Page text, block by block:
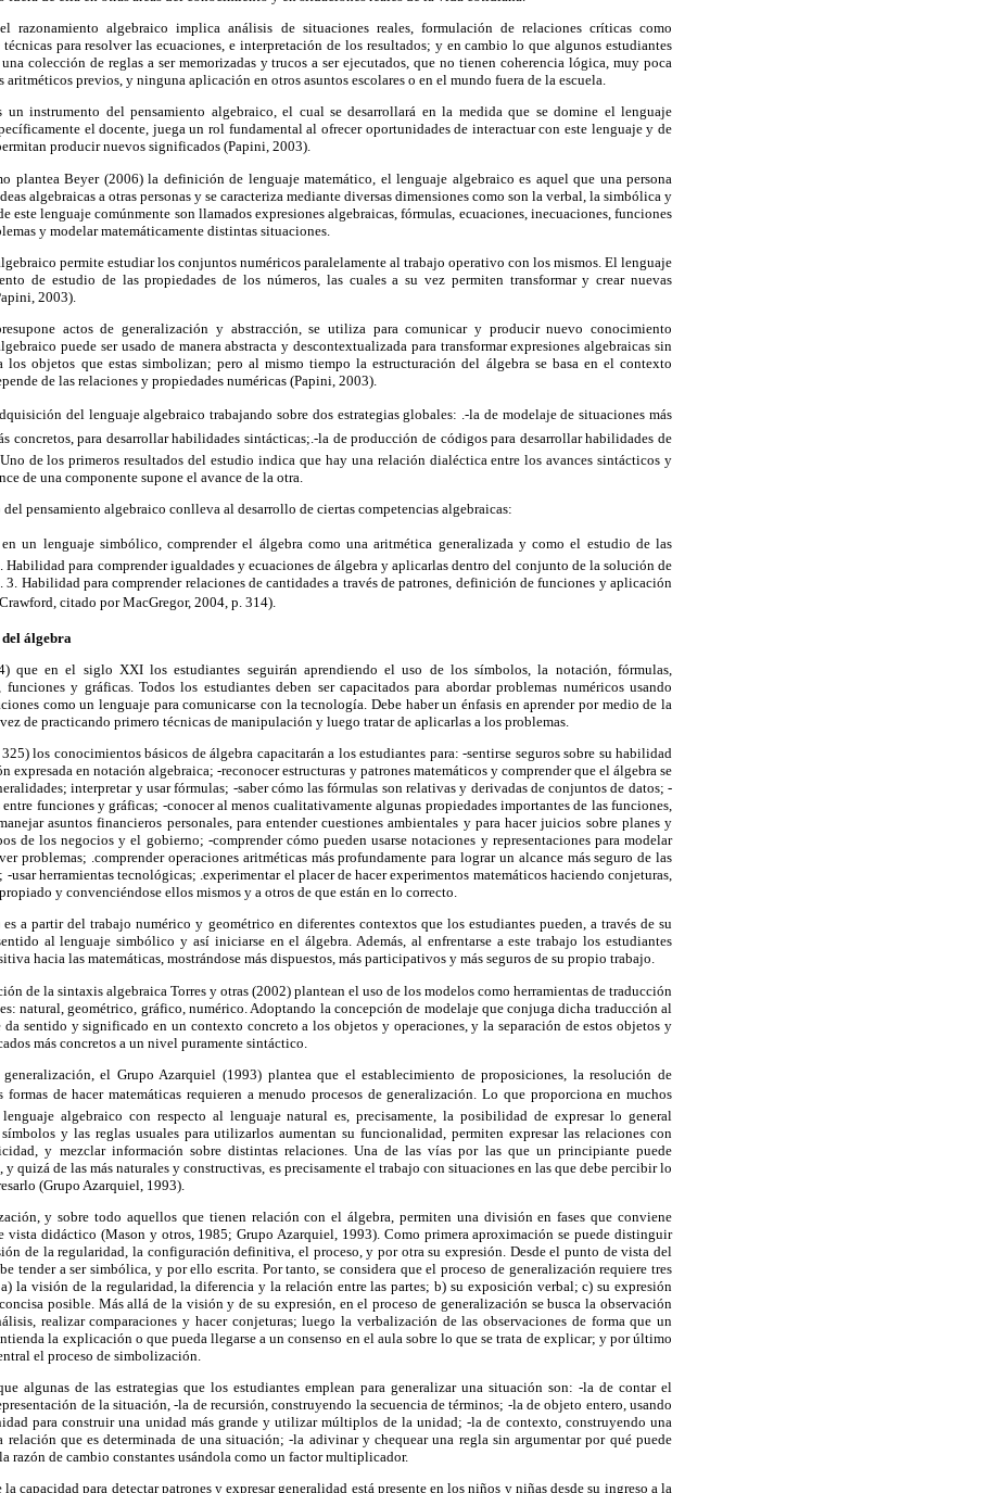
razonamiento algebraico implica análisis de situaciones reales, formulación de relaciones críticas como
para resolver las ecuaciones, e interpretación de los resultados; y en cambio lo que algunos estudiantes
colección de reglas a ser memorizadas y trucos a ser ejecutados, que no tienen coherencia lógica, muy poca
previos, y ninguna aplicación en otros asuntos escolares o en el mundo fuera de la escuela.
un instrumento del pensamiento algebraico, el cual se desarrollará en la medida que se domine el lenguaje
el docente, juega un rol fundamental al ofrecer oportunidades de interactuar con este lenguaje y de
producir nuevos significados (Papini, 2003).
plantea Beyer (2006) la definición de lenguaje matemático, el lenguaje algebraico es aquel que una persona
algebraicas a otras personas y se caracteriza mediante diversas dimensiones como son la verbal, la simbólica y
este lenguaje comúnmente son llamados expresiones algebraicas, fórmulas, ecuaciones, inecuaciones, funciones
y modelar matemáticamente distintas situaciones.
permite estudiar los conjuntos numéricos paralelamente al trabajo operativo con los mismos. El lenguaje
de estudio de las propiedades de los números, las cuales a su vez permiten transformar y crear nuevas
2003).
actos de generalización y abstracción, se utiliza para comunicar y producir nuevo conocimiento
puede ser usado de manera abstracta y descontextualizada para transformar expresiones algebraicas sin
los objetos que estas simbolizan; pero al mismo tiempo la estructuración del álgebra se basa en el contexto
de las relaciones y propiedades numéricas (Papini, 2003).
del lenguaje algebraico trabajando sobre dos estrategias globales: .-la de modelaje de situaciones más
concretos, para desarrollar habilidades sintácticas;.-la de producción de códigos para desarrollar habilidades de
de los primeros resultados del estudio indica que hay una relación dialéctica entre los avances sintácticos y
de una componente supone el avance de la otra.
pensamiento algebraico conlleva al desarrollo de ciertas competencias algebraicas:
en un lenguaje simbólico, comprender el álgebra como una aritmética generalizada y como el estudio de las
Habilidad para comprender igualdades y ecuaciones de álgebra y aplicarlas dentro del conjunto de la solución de
3. Habilidad para comprender relaciones de cantidades a través de patrones, definición de funciones y aplicación
citado por MacGregor, 2004, p. 314).
álgebra
que en el siglo XXI los estudiantes seguirán aprendiendo el uso de los símbolos, la notación, fórmulas,
funciones y gráficas. Todos los estudiantes deben ser capacitados para abordar problemas numéricos usando
como un lenguaje para comunicarse con la tecnología. Debe haber un énfasis en aprender por medio de la
de practicando primero técnicas de manipulación y luego tratar de aplicarlas a los problemas.
los conocimientos básicos de álgebra capacitarán a los estudiantes para: -sentirse seguros sobre su habilidad
expresada en notación algebraica; -reconocer estructuras y patrones matemáticos y comprender que el álgebra se
interpretar y usar fórmulas; -saber cómo las fórmulas son relativas y derivadas de conjuntos de datos; -
funciones y gráficas; -conocer al menos cualitativamente algunas propiedades importantes de las funciones,
asuntos financieros personales, para entender cuestiones ambientales y para hacer juicios sobre planes y
de los negocios y el gobierno; -comprender cómo pueden usarse notaciones y representaciones para modelar
problemas; .comprender operaciones aritméticas más profundamente para lograr un alcance más seguro de las
-usar herramientas tecnológicas; .experimentar el placer de hacer experimentos matemáticos haciendo conjeturas,
y convenciéndose ellos mismos y a otros de que están en lo correcto.
es a partir del trabajo numérico y geométrico en diferentes contextos que los estudiantes pueden, a través de su
al lenguaje simbólico y así iniciarse en el álgebra. Además, al enfrentarse a este trabajo los estudiantes
hacia las matemáticas, mostrándose más dispuestos, más participativos y más seguros de su propio trabajo.
de la sintaxis algebraica Torres y otras (2002) plantean el uso de los modelos como herramientas de traducción
natural, geométrico, gráfico, numérico. Adoptando la concepción de modelaje que conjuga dicha traducción al
sentido y significado en un contexto concreto a los objetos y operaciones, y la separación de estos objetos y
más concretos a un nivel puramente sintáctico.
el Grupo Azarquiel (1993) plantea que el establecimiento de proposiciones, la resolución de
de hacer matemáticas requieren a menudo procesos de generalización. Lo que proporciona en muchos
algebraico con respecto al lenguaje natural es, precisamente, la posibilidad de expresar lo general
y las reglas usuales para utilizarlos aumentan su funcionalidad, permiten expresar las relaciones con
y mezclar información sobre distintas relaciones. Una de las vías por las que un principiante puede
y quizá de las más naturales y constructivas, es precisamente el trabajo con situaciones en las que debe percibir lo
(Grupo Azarquiel, 1993).
y sobre todo aquellos que tienen relación con el álgebra, permiten una división en fases que conviene
vista didáctico (Mason y otros, 1985; Grupo Azarquiel, 1993). Como primera aproximación se puede distinguir
de la regularidad, la configuración definitiva, el proceso, y por otra su expresión. Desde el punto de vista del
tender a ser simbólica, y por ello escrita. Por tanto, se considera que el proceso de generalización requiere tres
la visión de la regularidad, la diferencia y la relación entre las partes; b) su exposición verbal; c) su expresión
posible. Más allá de la visión y de su expresión, en el proceso de generalización se busca la observación
realizar comparaciones y hacer conjeturas; luego la verbalización de las observaciones de forma que un
la explicación o que pueda llegarse a un consenso en el aula sobre lo que se trata de explicar; y por último
el proceso de simbolización.
algunas de las estrategias que los estudiantes emplean para generalizar una situación son: -la de contar el
de la situación, -la de recursión, construyendo la secuencia de términos; -la de objeto entero, usando
para construir una unidad más grande y utilizar múltiplos de la unidad; -la de contexto, construyendo una
relación que es determinada de una situación; -la adivinar y chequear una regla sin argumentar por qué puede
razón de cambio constantes usándola como un factor multiplicador.
capacidad para detectar patrones y expresar generalidad está presente en los niños y niñas desde su ingreso a la